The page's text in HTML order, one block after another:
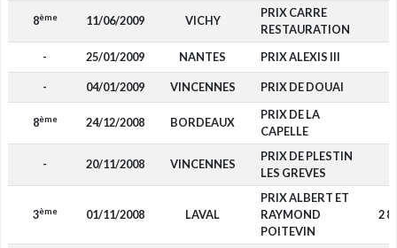
8ème 11/06/2009 VICHY
PRIX CARRE
RESTAURATION
- 25/01/2009 NANTES PRIX ALEXIS III
- 04/01/2009 VINCENNES PRIX DE DOUAI
8ème 24/12/2008 BORDEAUX
PRIX DE LA
CAPELLE
- 20/11/2008 VINCENNES
PRIX DE PLESTIN
LES GREVES
3ème 01/11/2008 LAVAL
PRIX ALBERT ET
RAYMOND
POITEVIN
2